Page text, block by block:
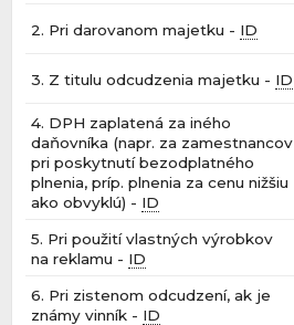
2. Pri darovanom majetku - ID
3. Z titulu odcudzenia majetku - ID
4. DPH zaplatená za iného
daňovníka (napr. za zamestnancov
pri poskytnutí bezodplatného
plnenia, príp. plnenia za cenu nižšiu
ako obvyklú) - ID
5. Pri použití vlastných výrobkov
na reklamu - ID
6. Pri zistenom odcudzení, ak je
známy vinník - ID